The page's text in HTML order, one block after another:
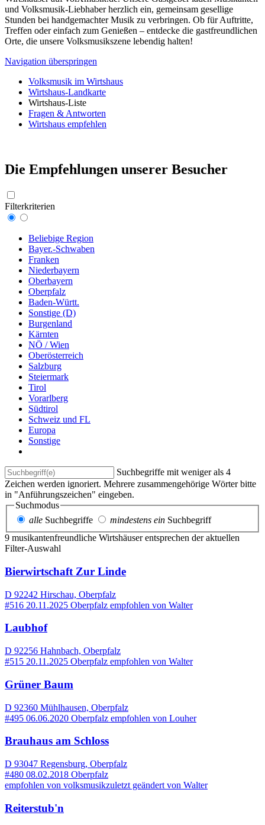
und Volksmusik-Liebhaber herzlich ein, gemeinsam gesellige
Stunden bei handgemachter Musik zu verbringen. Ob für Auftritte,
Treffen oder einfach zum Genießen – entdecke die gastfreundlichen
Orte, die unsere Volksmusikszene lebendig halten!
Navigation überspringen
Volksmusik im Wirtshaus
Wirtshaus-Landkarte
Wirtshaus-Liste
Fragen & Antworten
Wirtshaus empfehlen
Die Empfehlungen unserer Besucher
Filterkriterien
Beliebige Region
Bayer.-Schwaben
Franken
Niederbayern
Oberbayern
Oberpfalz
Baden-Württ.
Sonstige (D)
Burgenland
Kärnten
NÖ / Wien
Oberösterreich
Salzburg
Steiermark
Tirol
Vorarlberg
Südtirol
Schweiz und FL
Europa
Sonstige
Suchbegriffe mit weniger als 4
Zeichen werden ignoriert. Mehrere zusammengehörige Wörter bitte
in "Anführungszeichen" eingeben.
Suchmodus
alle Suchbegriffe mindestens ein Suchbegriff
9 musikantenfreundliche Wirtshäuser entsprechen der aktuellen
Filter-Auswahl
Bierwirtschaft Zur Linde
D 92242 Hirschau, Oberpfalz
#516 20.11.2025 Oberpfalz empfohlen von Walter
Laubhof
D 92256 Hahnbach, Oberpfalz
#515 20.11.2025 Oberpfalz empfohlen von Walter
Grüner Baum
D 92360 Mühlhausen, Oberpfalz
#495 06.06.2020 Oberpfalz empfohlen von Louher
Brauhaus am Schloss
D 93047 Regensburg, Oberpfalz
#480 08.02.2018 Oberpfalz
empfohlen von volksmusikzuletzt geändert von Walter
Reiterstub'n